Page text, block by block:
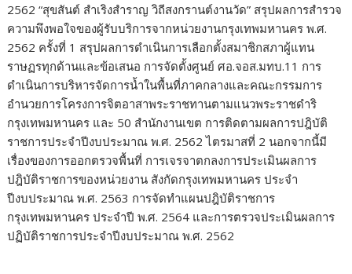
2562 “สุขสันต์ สำเริงสำราญ วิถีสงกรานต์งานวัด” สรุปผลการสำรวจ
ความพึงพอใจของผู้รับบริการจากหน่วยงานกรุงเทพมหานคร พ.ศ.
2562 ครั้งที่ 1 สรุปผลการดำเนินการเลือกตั้งสมาชิกสภาผู้แทน
ราษฏรทุกด้านและข้อเสนอ การจัดตั้งศูนย์ ศอ.จอส.มทบ.11 การ
ดำเนินการบริหารจัดการน้ำในพื้นที่ภาคกลางและคณะกรรมการ
อำนวยการโครงการจิตอาสาพระราชทานตามแนวพระราชดำริ
กรุงเทพมหานคร และ 50 สำนักงานเขต การติดตามผลการปฎิบัติ
ราชการประจำปีงบประมาณ พ.ศ. 2562 ไตรมาสที่ 2 นอกจากนี้มี
เรื่องของการออกตรวจพื้นที่ การเจรจาตกลงการประเมินผลการ
ปฎิบัติราชการของหน่วยงาน สังกัดกรุงเทพมหานคร ประจำ
ปีงบประมาณ พ.ศ. 2563 การจัดทำแผนปฎิบัติราชการ
กรุงเทพมหานคร ประจำปี พ.ศ. 2564 และการตรวจประเมินผลการ
ปฏิบัติราชการประจำปีงบประมาณ พ.ศ. 2562